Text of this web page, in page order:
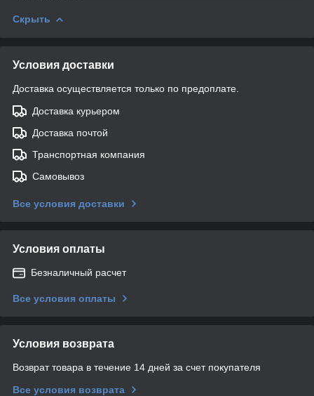
Скрыть
Условия доставки
Доставка осуществляется только по предоплате.
Доставка курьером
Доставка почтой
Транспортная компания
Самовывоз
Все условия доставки
Условия оплаты
Безналичный расчет
Все условия оплаты
Условия возврата
Возврат товара в течение 14 дней за счет покупателя
Все условия возврата